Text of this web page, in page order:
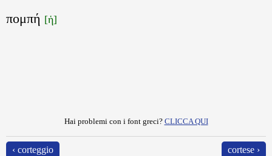
πομπή [ἡ]
Hai problemi con i font greci? CLICCA QUI
‹ corteggio cortese ›